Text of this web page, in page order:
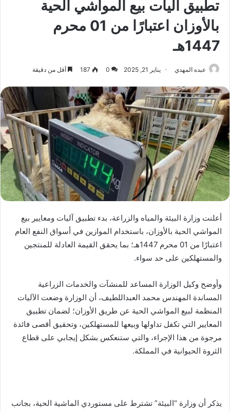
تطبيق آليات بيع المواشي الحية
بالأوزان اعتبارًا من 01 محرم
1447هـ
عبده المهدي يناير 21, 2025 0
187 أقل من دقيقة
أعلنت وزارة البيئة والمياه والزراعة، بدء تطبيق آليات ومعايير بيع
المواشي الحية بالأوزان، باستخدام الموازين في أسواق النفع العام
اعتبارًا من 01 محرم 1447هـ؛ بما يحقق القيمة العادلة للمنتجين
والمستهلكين على حد سواء.
وأوضح وكيل الوزارة المساعد للمنشآت والخدمات الزراعية
المساندة المهندس محمد العبداللطيف، أن الوزارة وضعت الآليات
المنظمة لبيع المواشي الحية عن طريق الأوزان؛ لضمان تطبيق
المعايير التي تكفل تداولها وبيعها للمستهلكين، وتحقيق أقصى فائدة
مرجوة من هذا الإجراء، والتي ستنعكس بشكل إيجابي على قطاع
الثروة الحيوانية في المملكة.
يذكر أن وزارة “البيئة” تشترط على مستوردي الماشية الحية، بجانب